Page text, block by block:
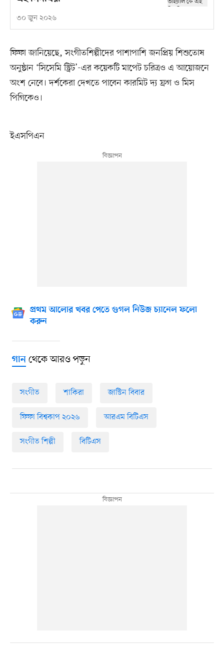
৩০ জুন ২০২৬
ফিফা জানিয়েছে, সংগীতশিল্পীদের পাশাপাশি জনপ্রিয় শিশুতোষ
অনুষ্ঠান ‘সিসেমি স্ট্রিট’-এর কয়েকটি মাপেট চরিত্রও এ আয়োজনে
অংশ নেবে। দর্শকেরা দেখতে পাবেন কারমিট দ্য ফ্রগ ও মিস
পিগিকেও।
ইএসপিএন
প্রথম আলোর খবর পেতে গুগল নিউজ চ্যানেল ফলো
করুন
গানথেকে আরও পড়ুন
সংগীত শাকিরা জাস্টিন বিবার
ফিফা বিশ্বকাপ ২০২৬ আরএম বিটিএস
সংগীত শিল্পী বিটিএস